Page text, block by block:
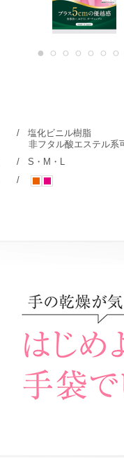
1 2 3 4 5 6 7
/
塩化ビニル樹脂
非フタル酸エステル系
/
S・M・L
/